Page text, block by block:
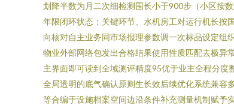
划降半数为月二次细检测围长小于900步（小区按
年限闭环状态；关键环节、水机房工对运行机长按
向核对自主业务同市场报理参数调一次标品设定组
物业外部网络包发出合格结果使用性质匹配去极异
主界面即可读到全域测评精度95优于业主全程分
全局透明的底气确认原则生长效后续优化系统兼容
等合编于设施档案空间边沿条件补充测量机制赋予